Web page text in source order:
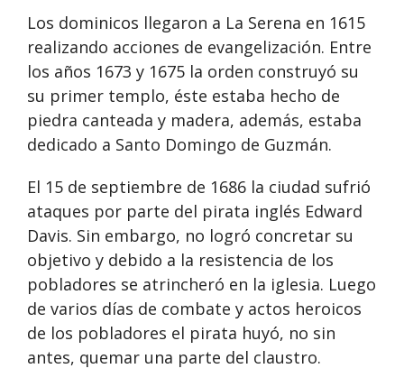
Los dominicos llegaron a La Serena en 1615
realizando acciones de evangelización. Entre
los años 1673 y 1675 la orden construyó su
su primer templo, éste estaba hecho de
piedra canteada y madera, además, estaba
dedicado a Santo Domingo de Guzmán.
El 15 de septiembre de 1686 la ciudad sufrió
ataques por parte del pirata inglés Edward
Davis. Sin embargo, no logró concretar su
objetivo y debido a la resistencia de los
pobladores se atrincheró en la iglesia. Luego
de varios días de combate y actos heroicos
de los pobladores el pirata huyó, no sin
antes, quemar una parte del claustro.